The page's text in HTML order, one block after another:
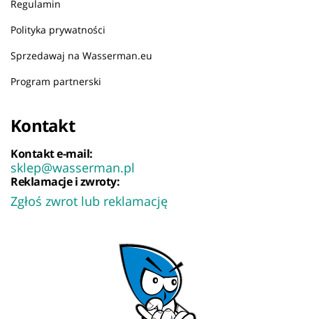
Regulamin
Polityka prywatności
Sprzedawaj na Wasserman.eu
Program partnerski
Kontakt
Kontakt e-mail:
sklep@wasserman.pl
Reklamacje i zwroty:
Zgłoś zwrot lub reklamację